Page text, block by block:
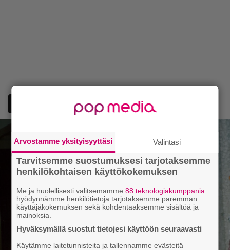
Arvostamme yksityisyyttäsi Valintasi
Tarvitsemme suostumuksesi tarjotaksemme
henkilökohtaisen käyttökokemuksen
Me ja huolellisesti valitsemamme88 teknologiakumppania
hyödynnämme henkilötietoja tarjotaksemme paremman
käyttäjäkokemuksen sekä kohdentaaksemme sisältöä ja
mainoksia.
Hyväksymällä suostut tietojesi käyttöön seuraavasti
Käytämme laitetunnisteita ja tallennamme evästeitä